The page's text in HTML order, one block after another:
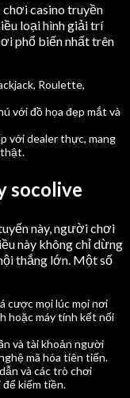
casino truyền
loại hình giải trí
phổ biến nhất trên
Roulette,
với đồ họa đẹp mắt và
với dealer thực, mang
thật.
socolive
này, người chơi
này không chỉ dừng
thắng lớn. Một số
cược mọi lúc mọi nơi
hoặc máy tính kết nối
và tài khoản người
mã hóa tiên tiến.
và các trò chơi
kiếm tiền.